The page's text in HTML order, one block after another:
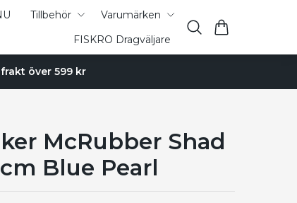
Tillbehör
Varumärken
FISKRO Dragväljare
över 599 kr
McRubber Shad
Blue Pearl